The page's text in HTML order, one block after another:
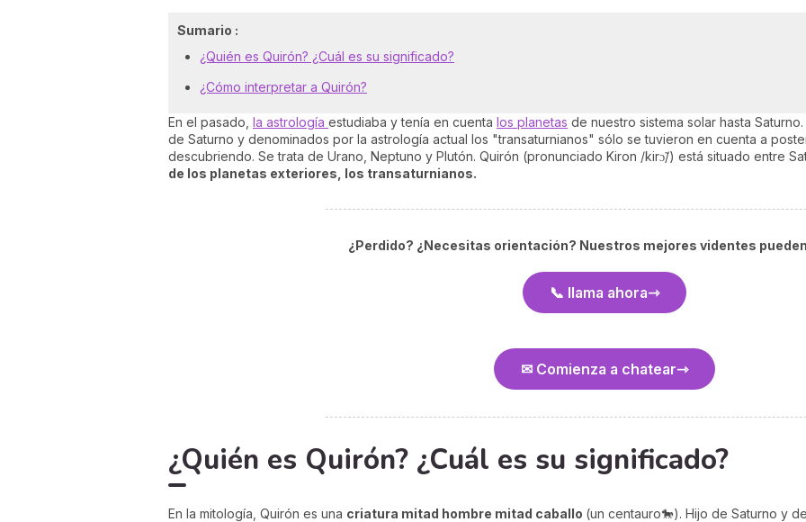
Sumario :
¿Quién es Quirón? ¿Cuál es su significado?
¿Cómo interpretar a Quirón?
En el pasado, la astrología estudiaba y tenía en cuenta los planetas de nuestro sistema solar hasta
de Saturno y denominados por la astrología actual los "transaturnianos" sólo se tuvieron en cuenta a
descubriendo. Se trata de Urano, Neptuno y Plutón. Quirón (pronunciado Kiron /kirɔ̃/) está situado entre
de los planetas exteriores, los transaturnianos.
¿Perdido? ¿Necesitas orientación? Nuestros mejores videntes
📞 llama ahora
✉ Comienza a chatear
¿Quién es Quirón? ¿Cuál es su significado?
En la mitología, Quirón es una criatura mitad hombre mitad caballo (un centauro🐎). Hijo de Saturno y